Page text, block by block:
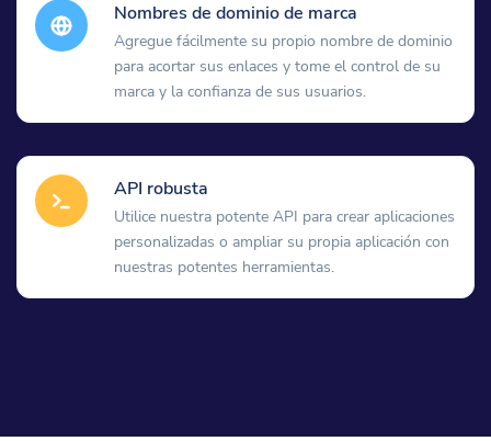
Nombres de dominio de marca
Agregue fácilmente su propio nombre de dominio
para acortar sus enlaces y tome el control de su
marca y la confianza de sus usuarios.
API robusta
Utilice nuestra potente API para crear aplicaciones
personalizadas o ampliar su propia aplicación con
nuestras potentes herramientas.